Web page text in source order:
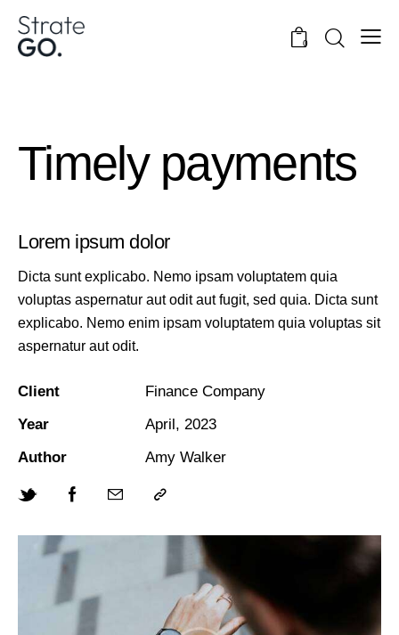
0
Timely payments
Lorem ipsum dolor
Dicta sunt explicabo. Nemo ipsam voluptatem quia
voluptas aspernatur aut odit aut fugit, sed quia. Dicta sunt
explicabo. Nemo enim ipsam voluptatem quia voluptas sit
aspernatur aut odit.
Client
Finance Company
Year
April, 2023
Author
Amy Walker